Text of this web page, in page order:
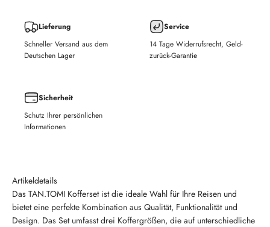
Lieferung
Schneller Versand aus dem
Deutschen Lager
Service
14 Tage Widerrufsrecht, Geld-
zurück-Garantie
Sicherheit
Schutz Ihrer persönlichen
Informationen
Artikeldetails
Das TAN.TOMI Kofferset ist die ideale Wahl für Ihre Reisen und
bietet eine perfekte Kombination aus Qualität, Funktionalität und
Design. Das Set umfasst drei Koffergrößen, die auf unterschiedliche